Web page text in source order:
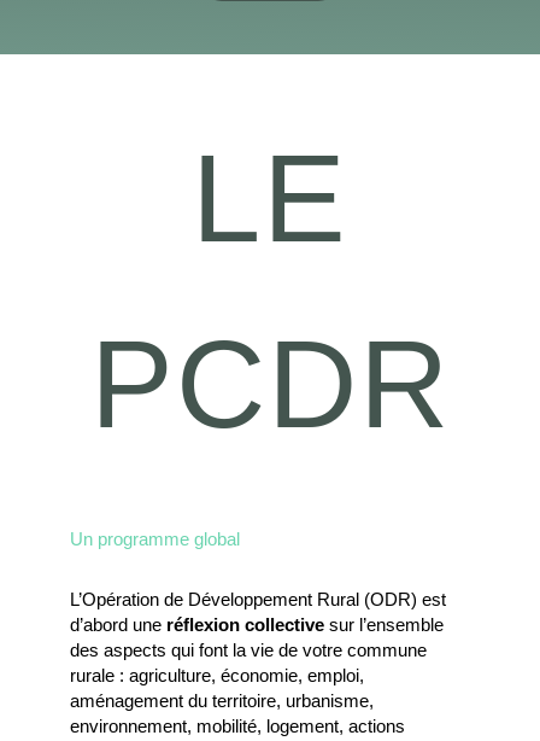
LE
PCDR
Un programme global
L’Opération de Développement Rural (ODR) est
d’abord une réflexion collectivesur l’ensemble
des aspects qui font la vie de votre commune
rurale : agriculture, économie, emploi,
aménagement du territoire, urbanisme,
environnement, mobilité, logement, actions